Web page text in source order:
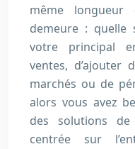
même longueur
demeure : quelle
votre principal
ventes, d’ajouter
marchés ou de
alors vous avez
des solutions de
centrée sur